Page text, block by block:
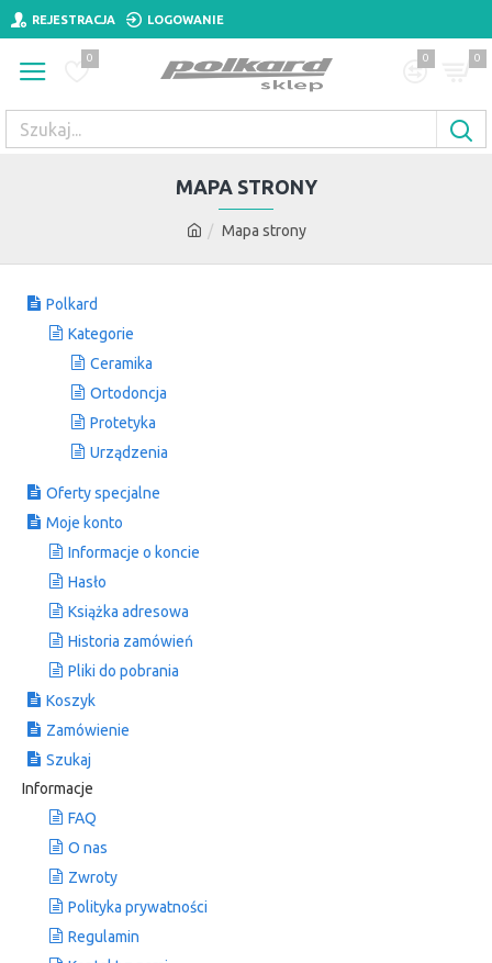
REJESTRACJA LOGOWANIE
0 0 0
Mapa strony
MAPA STRONY
Polkard
Kategorie
Ceramika
Ortodoncja
Protetyka
Urządzenia
Oferty specjalne
Moje konto
Informacje o koncie
Hasło
Książka adresowa
Historia zamówień
Pliki do pobrania
Koszyk
Zamówienie
Szukaj
Informacje
FAQ
O nas
Zwroty
Polityka prywatności
Regulamin